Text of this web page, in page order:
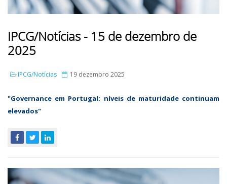
IPCG/Notícias - 15 de dezembro de
2025
IPCG/Notícias 19 dezembro 2025
"Governance em Portugal: níveis de maturidade continuam
elevados"